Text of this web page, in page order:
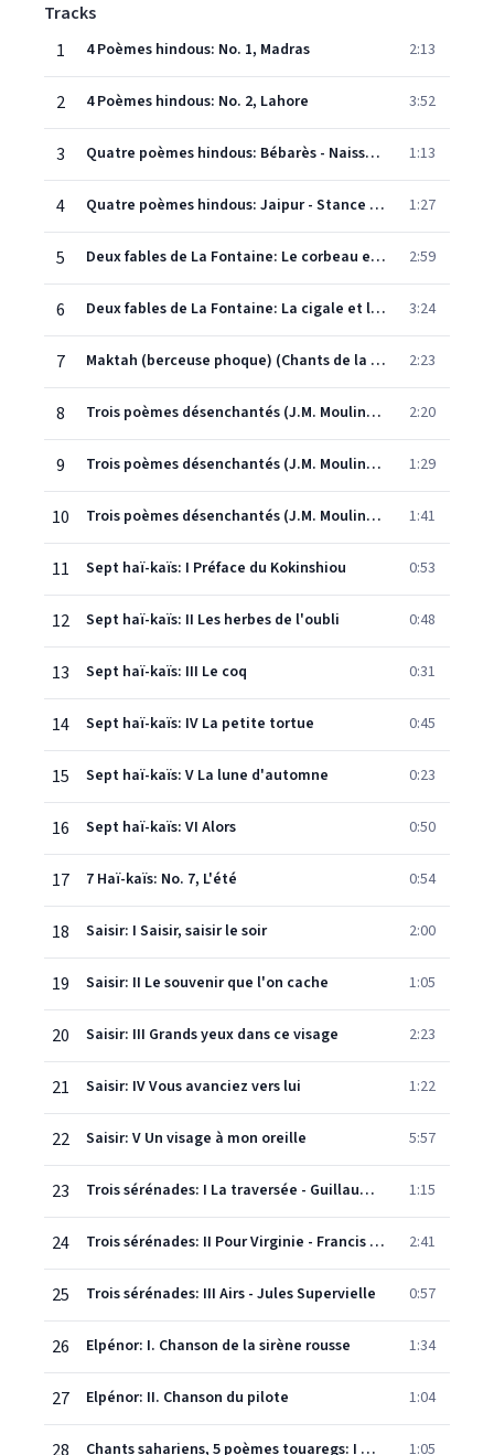
Tracks
1
4 Poèmes hindous: No. 1, Madras 2:13
2 4 Poèmes hindous: No. 2, Lahore 3:52
3 Quatre poèmes hindous: Bébarès - Naissance de Bouddha 1:13
4 Quatre poèmes hindous: Jaipur - Stance de Bhartrihari 1:27
5 Deux fables de La Fontaine: Le corbeau et le renard 2:59
6 Deux fables de La Fontaine: La cigale et la fourmi 3:24
7 Maktah (berceuse phoque) (Chants de la jungle no.2) 2:23
8 Trois poèmes désenchantés (J.M. Moulin): Guitare 2:20
9 Trois poèmes désenchantés (J.M. Moulin): Tu passais 1:29
10 Trois poèmes désenchantés (J.M. Moulin): Si tin esprit 1:41
11 Sept haï-kaïs: I Préface du Kokinshiou 0:53
12 Sept haï-kaïs: II Les herbes de l'oubli 0:48
13 Sept haï-kaïs: III Le coq 0:31
14 Sept haï-kaïs: IV La petite tortue 0:45
15 Sept haï-kaïs: V La lune d'automne 0:23
16 Sept haï-kaïs: VI Alors 0:50
17 7 Haï-kaïs: No. 7, L'été 0:54
18 Saisir: I Saisir, saisir le soir 2:00
19 Saisir: II Le souvenir que l'on cache 1:05
20 Saisir: III Grands yeux dans ce visage 2:23
21 Saisir: IV Vous avanciez vers lui 1:22
22 Saisir: V Un visage à mon oreille 5:57
23 Trois sérénades: I La traversée - Guillaume Apollinaire 1:15
24 Trois sérénades: II Pour Virginie - Francis Jammes 2:41
25 Trois sérénades: III Airs - Jules Supervielle 0:57
26 Elpénor: I. Chanson de la sirène rousse 1:34
27 Elpénor: II. Chanson du pilote 1:04
Chants sahariens, 5 poèmes touaregs: I O grand Dieu 1:05